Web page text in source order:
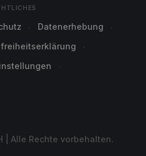
Datenerhebung
| Alle Rechte vorbehalten.